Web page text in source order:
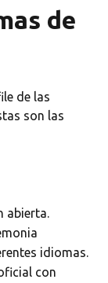
de
de las
son las
abierta.
idiomas.
con